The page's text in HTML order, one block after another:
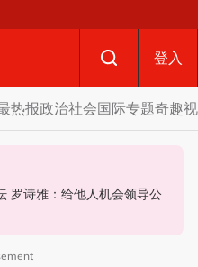
登入
热报政治社会国际专题奇趣
解章程 阿兹敏：国盟无“自动退盟”规定
击案酿8师生亡 枪手疑遭长期遭霸凌成导火索